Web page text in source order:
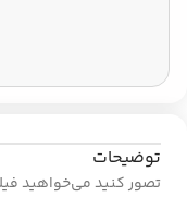
توضیحات
تصور کنید می‌خواهید